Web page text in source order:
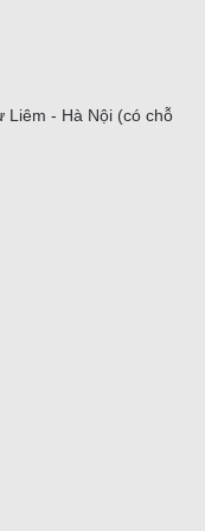
- Hà Nội (có chỗ